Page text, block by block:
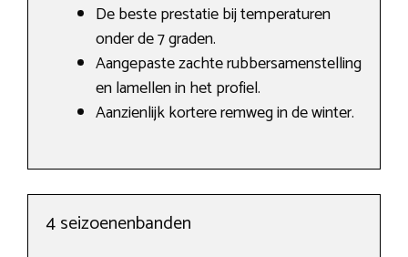
De beste prestatie bij temperaturen
onder de 7 graden.
Aangepaste zachte rubbersamenstelling
en lamellen in het profiel.
Aanzienlijk kortere remweg in de winter.
4 seizoenenbanden